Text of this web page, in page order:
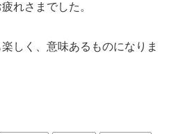
れさまでした。
しく、意味あるものになりま